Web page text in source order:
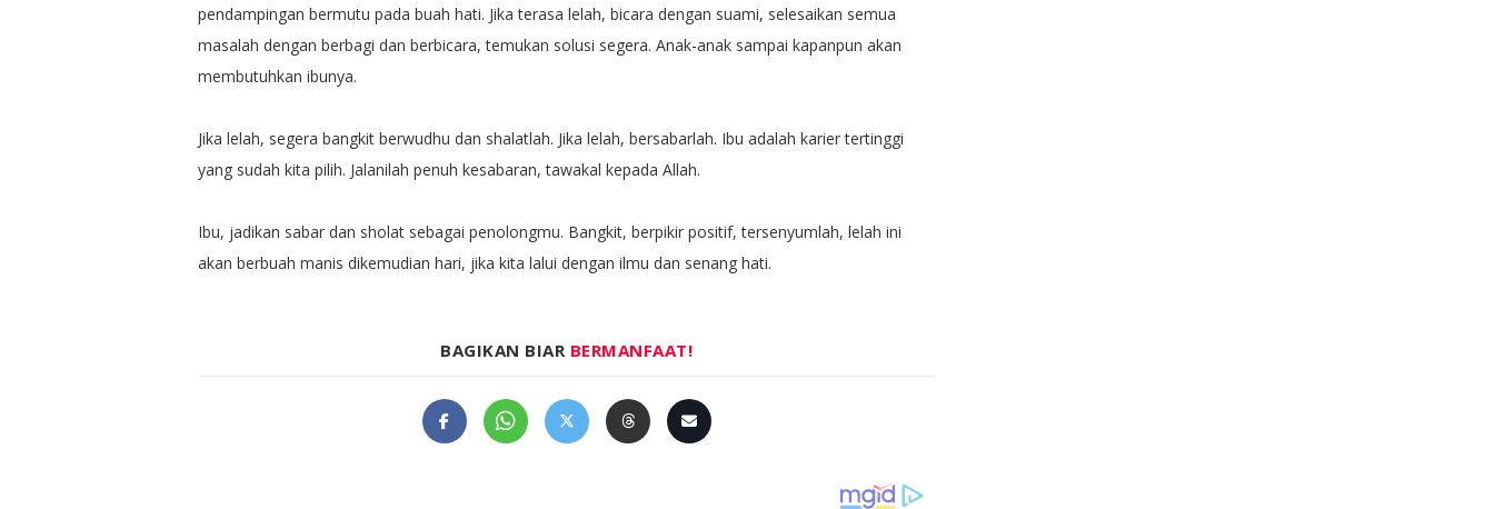
pendampingan bermutu pada buah hati. Jika terasa lelah, bicara dengan suami, selesaikan semua
masalah dengan berbagi dan berbicara, temukan solusi segera. Anak-anak sampai kapanpun akan
membutuhkan ibunya.
Jika lelah, segera bangkit berwudhu dan shalatlah. Jika lelah, bersabarlah. Ibu adalah karier tertinggi
yang sudah kita pilih. Jalanilah penuh kesabaran, tawakal kepada Allah.
Ibu, jadikan sabar dan sholat sebagai penolongmu. Bangkit, berpikir positif, tersenyumlah, lelah ini
akan berbuah manis dikemudian hari, jika kita lalui dengan ilmu dan senang hati.
BAGIKAN BIAR BERMANFAAT!